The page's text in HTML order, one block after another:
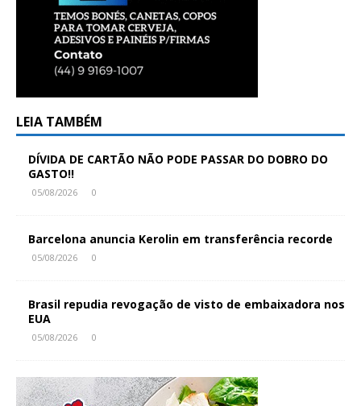
LEIA TAMBÉM
DÍVIDA DE CARTÃO NÃO PODE PASSAR DO DOBRO DO
GASTO!!
05/08/2026 0
Barcelona anuncia Kerolin em transferência recorde
05/08/2026 0
Brasil repudia revogação de visto de embaixadora nos
EUA
05/08/2026 0